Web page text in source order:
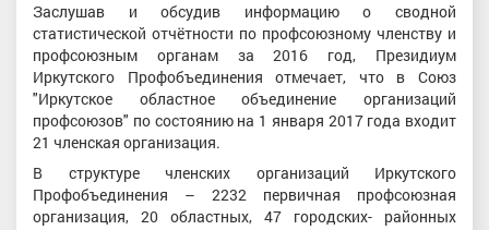
Заслушав и обсудив информацию о сводной
статистической отчётности по профсоюзному членству и
профсоюзным органам за 2016 год, Президиум
Иркутского Профобъединения отмечает, что в Союз
"Иркутское областное объединение организаций
профсоюзов" по состоянию на 1 января 2017 года входит
21 членская организация.
В структуре членских организаций Иркутского
Профобъединения – 2232 первичная профсоюзная
организация, 20 областных, 47 городских- районных